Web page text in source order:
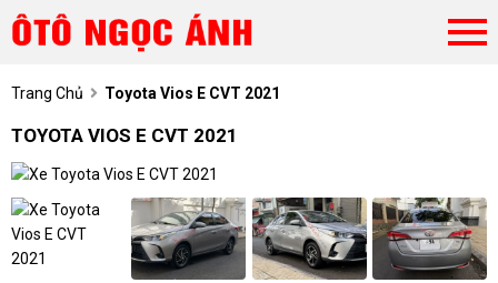
Trang Chủ Toyota Vios E CVT 2021
TOYOTA VIOS E CVT 2021